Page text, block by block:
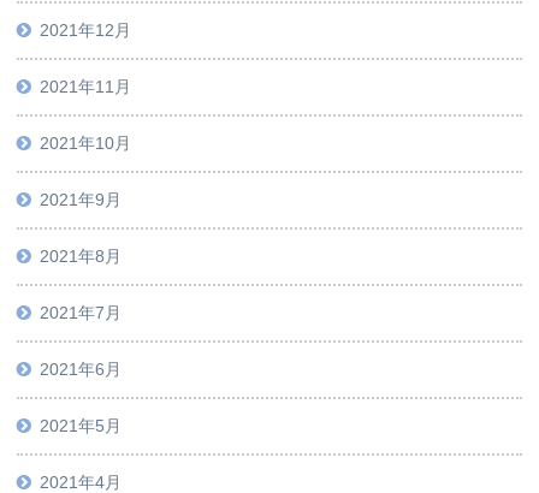
2021年12月
2021年11月
2021年10月
2021年9月
2021年8月
2021年7月
2021年6月
2021年5月
2021年4月